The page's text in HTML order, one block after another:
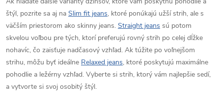
p
r
v
k
y
i
e
štýl, pozrite sa aj na Slim fit jeans, ktoré ponúkajú užší strih, ale s
väčším priestorom ako skinny jeans. Straight jeans sú potom
skvelou voľbou pre tých, ktorí preferujú rovný strih po celej dĺžke
nohavíc, čo zaisťuje nadčasový vzhľad. Ak túžite po voľnejšom
strihu, môžu byť ideálne Relaxed jeans, ktoré poskytujú maximálne
pohodlie a ležérny vzhľad. Vyberte si strih, ktorý vám najlepšie sedí,
a vytvorte si svoj osobitý štýl.